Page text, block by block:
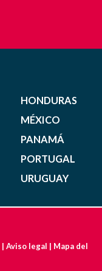
HONDURAS
MÉXICO
PANAMÁ
PORTUGAL
URUGUAY
| Aviso legal | Mapa del